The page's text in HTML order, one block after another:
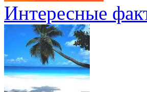
Интересные